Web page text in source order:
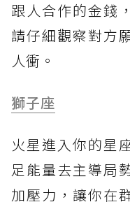
跟人合作的金錢
請仔細觀察對方
人衝。
獅子座
火星進入你的星
足能量去主導局
加壓力，讓你在